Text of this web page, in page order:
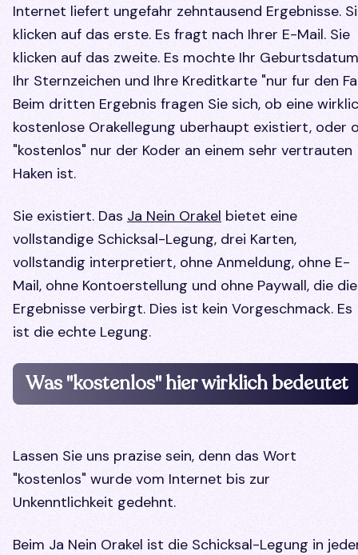
Internet liefert ungefahr zehntausend Ergebnisse.
klicken auf das erste. Es fragt nach Ihrer E-Mail. Sie
klicken auf das zweite. Es mochte Ihr
Ihr Sternzeichen und Ihre Kreditkarte "nur fur den
Beim dritten Ergebnis fragen Sie sich, ob eine
kostenlose Orakellegung uberhaupt existiert, oder
"kostenlos" nur der Koder an einem sehr vertrauten
Haken ist.
Sie existiert. Das Ja Nein Orakel bietet eine
vollstandige Schicksal-Legung, drei Karten,
vollstandig interpretiert, ohne Anmeldung, ohne E-
Mail, ohne Kontoerstellung und ohne Paywall, die die
Ergebnisse verbirgt. Dies ist kein Vorgeschmack. Es
ist die echte Legung.
Was "kostenlos" hier wirklich bedeutet
Lassen Sie uns prazise sein, denn das Wort
"kostenlos" wurde vom Internet bis zur
Unkenntlichkeit gedehnt.
Beim Ja Nein Orakel ist die Schicksal-Legung in